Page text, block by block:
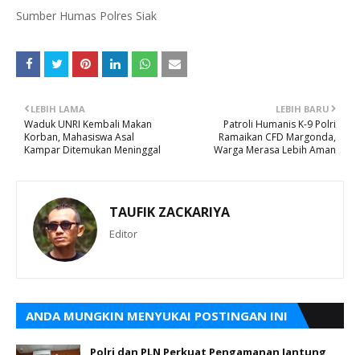
Sumber Humas Polres Siak
LEBIH BARU
Patroli Humanis K-9 Polri
Ramaikan CFD Margonda,
Warga Merasa Lebih Aman
LEBIH LAMA
Waduk UNRI Kembali Makan
Korban, Mahasiswa Asal
Kampar Ditemukan Meninggal
TAUFIK ZACKARIYA
Editor
ANDA MUNGKIN MENYUKAI POSTINGAN INI
Polri dan PLN Perkuat Pengamanan Jantung